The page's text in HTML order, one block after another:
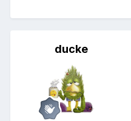
ducke